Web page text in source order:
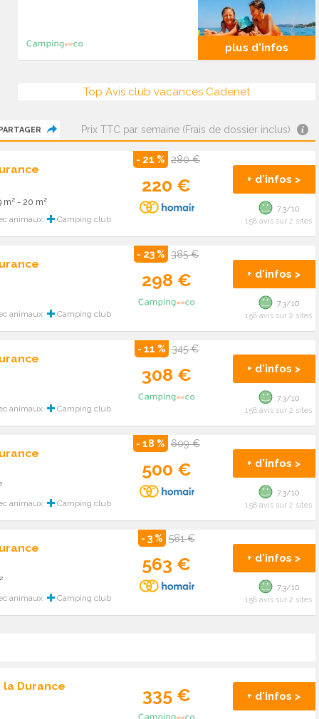
plus d'infos
Top Avis club vacances Cadenet
Prix TTC par semaine (Frais de dossier inclus)
- 20 m²
animaux Camping club
- 21 % 280 €
220 € + d'infos >
7.3/10
158 avis sur 2 sites
animaux Camping club
- 23 % 385 €
298 € + d'infos >
7.3/10
158 avis sur 2 sites
animaux Camping club
- 11 % 345 €
308 € + d'infos >
7.3/10
158 avis sur 2 sites
animaux Camping club
- 18 % 609 €
500 € + d'infos >
7.3/10
158 avis sur 2 sites
animaux Camping club
- 3 % 581 €
563 € + d'infos >
7.3/10
158 avis sur 2 sites
la Durance 335 € + d'infos >